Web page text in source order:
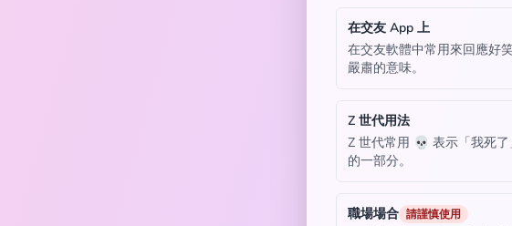
在交友 App 上
在交友軟體中常用來回應好
嚴肅的意味。
Z 世代用法
Z 世代常用 💀 表示「我死
的一部分。
職場場合 請謹慎使用